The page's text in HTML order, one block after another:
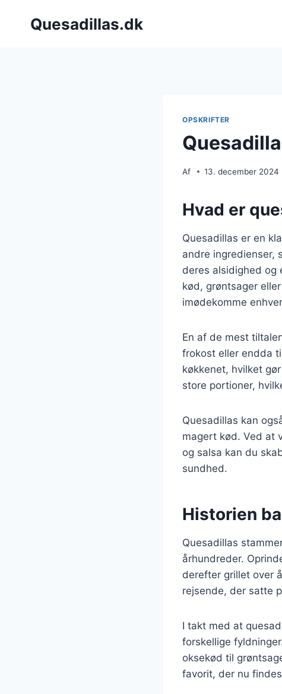
Quesadillas.dk
OPSKRIFTER
Af 13. december 2024
Hvad er
Quesadillas er en
andre ingredienser,
deres alsidighed og
kød, grøntsager
imødekomme
En af de mest
frokost eller endda
køkkenet, hvilket
store portioner,
Quesadillas kan
magert kød. Ved at
og salsa kan du
sundhed.
Historien
Quesadillas
århundreder.
derefter grillet over
rejsende, der satte
I takt med at
forskellige
oksekød til
favorit, der nu